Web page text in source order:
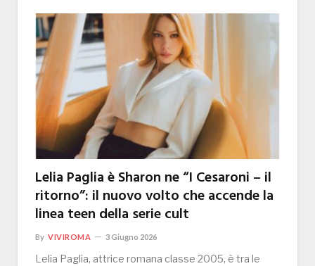
Lelia Paglia è Sharon ne “I Cesaroni – il
ritorno”: il nuovo volto che accende la
linea teen della serie cult
By VIVIROMA 3 Giugno 2026
Lelia Paglia, attrice romana classe 2005, è tra le